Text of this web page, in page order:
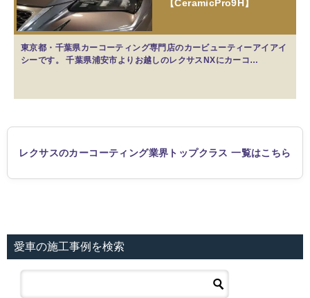
【CeramicPro9H】
東京都・千葉県カーコーティング専門店のカービューティーアイアイ
シーです。 千葉県浦安市よりお越しのレクサスNXにカーコ…
レクサスのカーコーティング業界トップクラス 一覧はこちら
愛車の施工事例を検索